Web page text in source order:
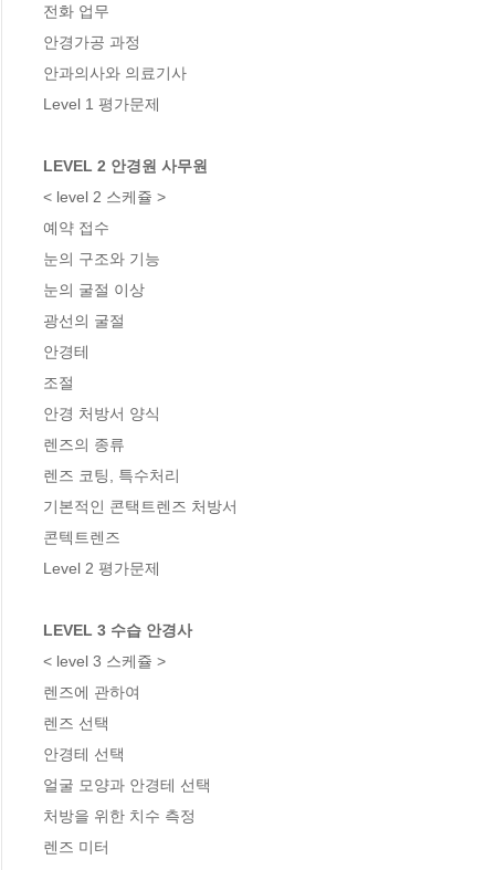
전화 업무
안경가공 과정
안과의사와 의료기사
Level 1 평가문제
LEVEL 2 안경원 사무원
< level 2 스케쥴 >
예약 접수
눈의 구조와 기능
눈의 굴절 이상
광선의 굴절
안경테
조절
안경 처방서 양식
렌즈의 종류
렌즈 코팅, 특수처리
기본적인 콘택트렌즈 처방서
콘텍트렌즈
Level 2 평가문제
LEVEL 3 수습 안경사
< level 3 스케쥴 >
렌즈에 관하여
렌즈 선택
안경테 선택
얼굴 모양과 안경테 선택
처방을 위한 치수 측정
렌즈 미터